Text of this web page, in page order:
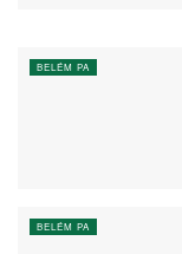
BELÉM PA
BELÉM PA